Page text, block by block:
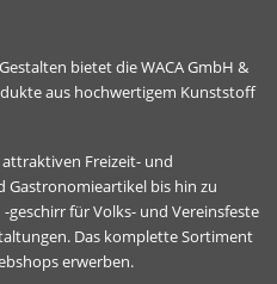
bietet die WACA GmbH &
aus hochwertigem Kunststoff
Freizeit- und
Gastronomieartikel bis hin zu
für Volks- und Vereinsfeste
Das komplette Sortiment
erwerben.